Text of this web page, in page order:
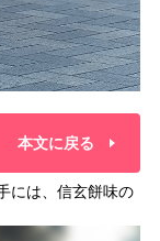
本文に戻る
には、信玄餅味の